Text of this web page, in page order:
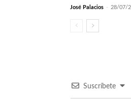
José Palacios - 28/07/
Suscríbete